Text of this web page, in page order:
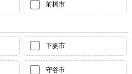
前橋市
下妻市
守谷市